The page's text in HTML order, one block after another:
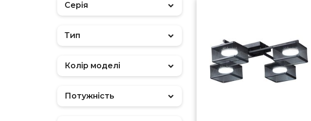
Серія
Тип
Колір моделі
Потужність